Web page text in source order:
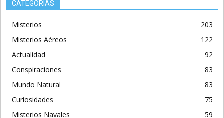
CATEGORÍAS
Misterios
203
Misterios Aéreos
122
Actualidad
92
Conspiraciones
83
Mundo Natural
83
Curiosidades
75
Misterios Navales
59